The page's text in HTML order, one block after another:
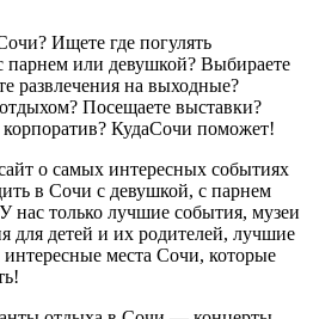
Ищете где погулять
парнем или девушкой? Выбираете
развлечения на выходные?
Посещаете выставки?
корпоратив? КудаСочи поможет!
о самых интересных событиях
в Сочи с девушкой, с парнем
нас только лучшие события, музеи
для детей и их родителей, лучшие
интересные места Сочи, которые